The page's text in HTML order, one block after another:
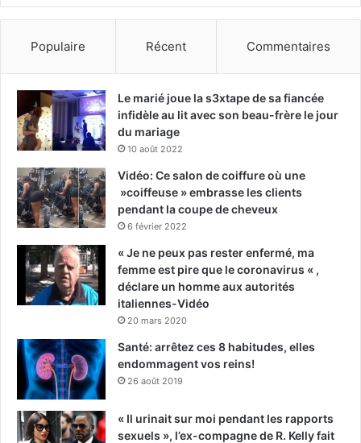
Populaire Récent Commentaires
Le marié joue la s3xtape de sa fiancée
infidèle au lit avec son beau-frère le jour
du mariage
10 août 2022
Vidéo: Ce salon de coiffure où une
»coiffeuse » embrasse les clients
pendant la coupe de cheveux
6 février 2022
« Je ne peux pas rester enfermé, ma
femme est pire que le coronavirus « ,
déclare un homme aux autorités
italiennes-Vidéo
20 mars 2020
Santé: arrêtez ces 8 habitudes, elles
endommagent vos reins!
26 août 2019
« Il urinait sur moi pendant les rapports
sexuels », l’ex-compagne de R. Kelly fait